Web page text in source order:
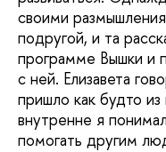
своими
подругой, и та
программе Вышки и
с ней. Елизавета
пришло как будто
внутренне я
помогать другим